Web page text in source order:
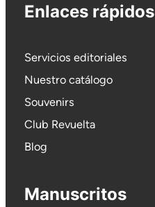
Enlaces rápidos
Servicios editoriales
Nuestro catálogo
Souvenirs
Club Revuelta
Blog
Manuscritos